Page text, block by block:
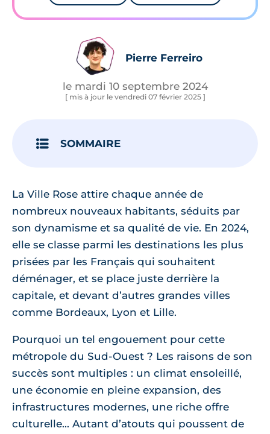
Pierre Ferreiro
le mardi 10 septembre 2024
[ mis à jour le vendredi 07 février 2025 ]
SOMMAIRE
La Ville Rose attire chaque année de
nombreux nouveaux habitants, séduits par
son dynamisme et sa qualité de vie. En 2024,
elle se classe parmi les destinations les plus
prisées par les Français qui souhaitent
déménager, et se place juste derrière la
capitale, et devant d’autres grandes villes
comme Bordeaux, Lyon et Lille.
Pourquoi un tel engouement pour cette
métropole du Sud-Ouest ? Les raisons de son
succès sont multiples : un climat ensoleillé,
une économie en pleine expansion, des
infrastructures modernes, une riche offre
culturelle... Autant d’atouts qui poussent de